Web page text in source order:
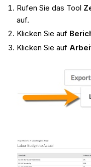
Rufen Sie das Tool
auf.
Klicken Sie auf
Klicken Sie auf